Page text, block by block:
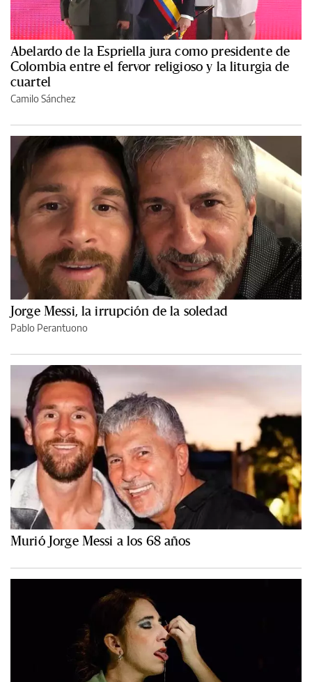
Abelardo de la Espriella jura como presidente de
Colombia entre el fervor religioso y la liturgia de
cuartel
Camilo Sánchez
Jorge Messi, la irrupción de la soledad
Pablo Perantuono
Murió Jorge Messi a los 68 años